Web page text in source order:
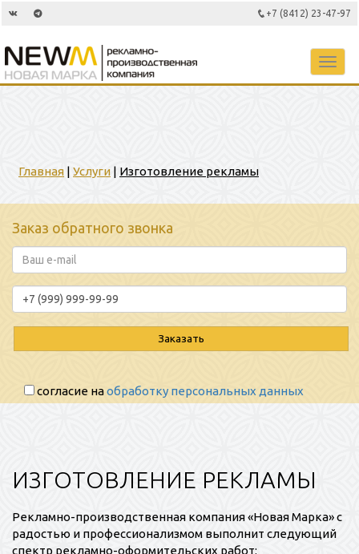
+7 (8412) 23-47-97
Главная | Услуги | Изготовление рекламы
Заказ обратного звонка
согласие наобработку персональных данных
ИЗГОТОВЛЕНИЕ РЕКЛАМЫ
Рекламно-производственная компания «Новая Марка» с
радостью и профессионализмом выполнит следующий
спектр рекламно-оформительских работ: